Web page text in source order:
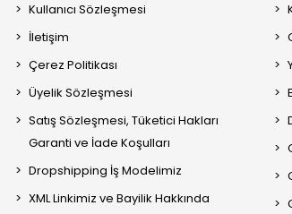
Kullanıcı Sözleşmesi
İletişim
Çerez Politikası
Üyelik Sözleşmesi
Satış Sözleşmesi, Tüketici Hakları
Garanti ve İade Koşulları
Dropshipping İş Modelimiz
XML Linkimiz ve Bayilik Hakkında